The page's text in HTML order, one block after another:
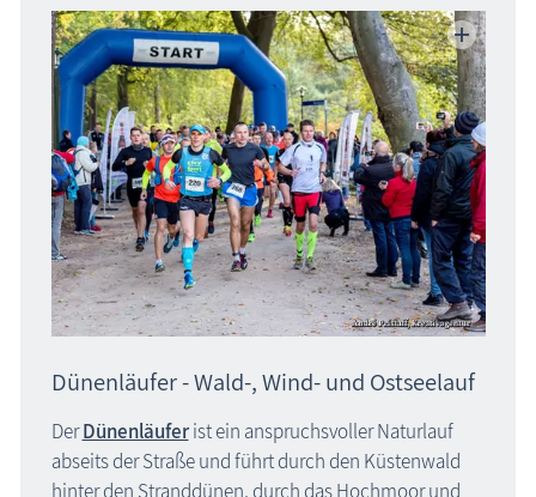
Dünenläufer - Wald-, Wind- und Ostseelauf
DerDünenläuferist ein anspruchsvoller Naturlauf
abseits der Straße und führt durch den Küstenwald
hinter den Stranddünen, durch das Hochmoor und